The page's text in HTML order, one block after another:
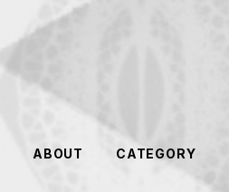
ABOUT CATEGORY